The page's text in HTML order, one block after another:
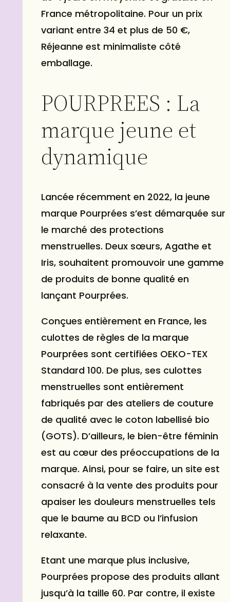
France métropolitaine. Pour un prix
variant entre 34 et plus de 50 €,
Réjeanne est minimaliste côté
emballage.
POURPREES : La
marque jeune et
dynamique
Lancée récemment en 2022, la jeune
marque Pourprées s’est démarquée sur
le marché des protections
menstruelles. Deux sœurs, Agathe et
Iris, souhaitent promouvoir une gamme
de produits de bonne qualité en
lançant Pourprées.
Conçues entièrement en France, les
culottes de règles de la marque
Pourprées sont certifiées OEKO-TEX
Standard 100. De plus, ses culottes
menstruelles sont entièrement
fabriqués par des ateliers de couture
de qualité avec le coton labellisé bio
(GOTS). D’ailleurs, le bien-être féminin
est au cœur des préoccupations de la
marque. Ainsi, pour se faire, un site est
consacré à la vente des produits pour
apaiser les douleurs menstruelles tels
que le baume au BCD ou l’infusion
relaxante.
Etant une marque plus inclusive,
Pourprées propose des produits allant
jusqu’à la taille 60. Par contre, il existe